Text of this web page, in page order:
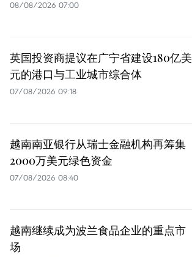
08/08/2026 07:00
英国投资商提议在广宁省建设180亿美
元的港口与工业城市综合体
07/08/2026 09:18
越南南亚银行从瑞士金融机构再筹集
2000万美元绿色资金
07/08/2026 08:40
越南继续成为波兰食品企业的重点市
场